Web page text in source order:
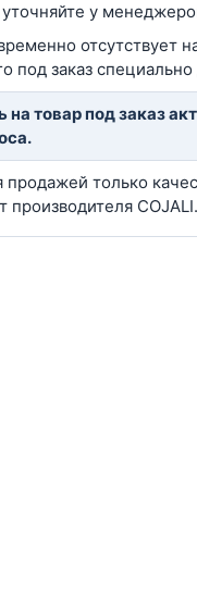
у
отсутствует
под заказ специально
на товар под заказ
только
производителя COJALI.